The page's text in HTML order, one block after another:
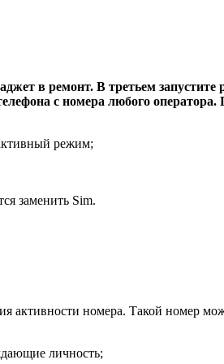
в ремонт. В третьем
с номера любого оператора.
режим;
заменить Sim.
активности номера. Такой номер
личность;